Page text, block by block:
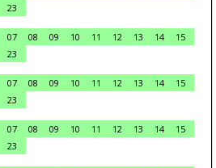
23
07 08 09 10 11 12 13 14
15
23
07 08 09 10 11 12 13 14
15
23
07 08 09 10 11 12 13 14
15
23